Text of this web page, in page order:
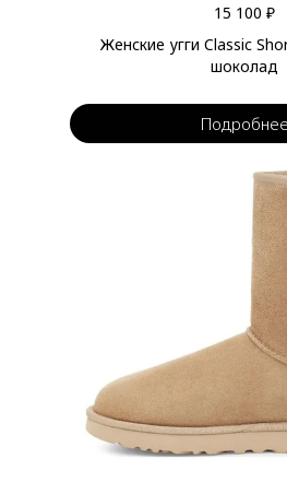
15 100 ₽
Женские угги Classic
шоколад
Подробнее